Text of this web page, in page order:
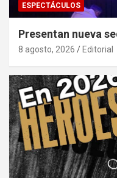
ESPECTÁCULOS
Presentan nueva
8 agosto, 2026 Editorial